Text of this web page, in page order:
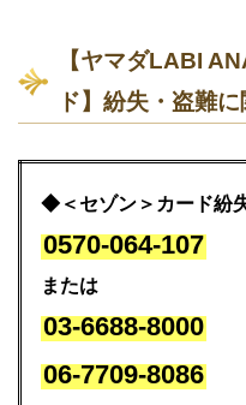
【ヤマダLABI
ド】紛失・盗難
◆＜セゾン＞カード紛
0570-064-107
または
03-6688-8000
06-7709-8086